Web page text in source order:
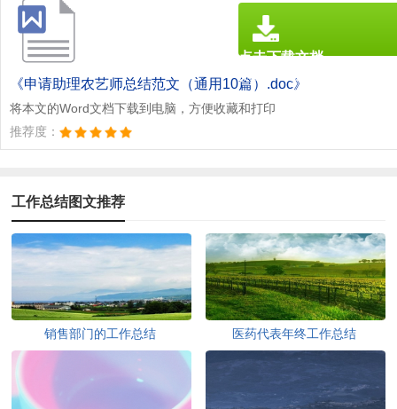
《申请助理农艺师总结范文（通用10篇）.doc》
将本文的Word文档下载到电脑，方便收藏和打印
推荐度：
点击下载文档
文档为doc格式
工作总结图文推荐
销售部门的工作总结 医药代表年终工作总结